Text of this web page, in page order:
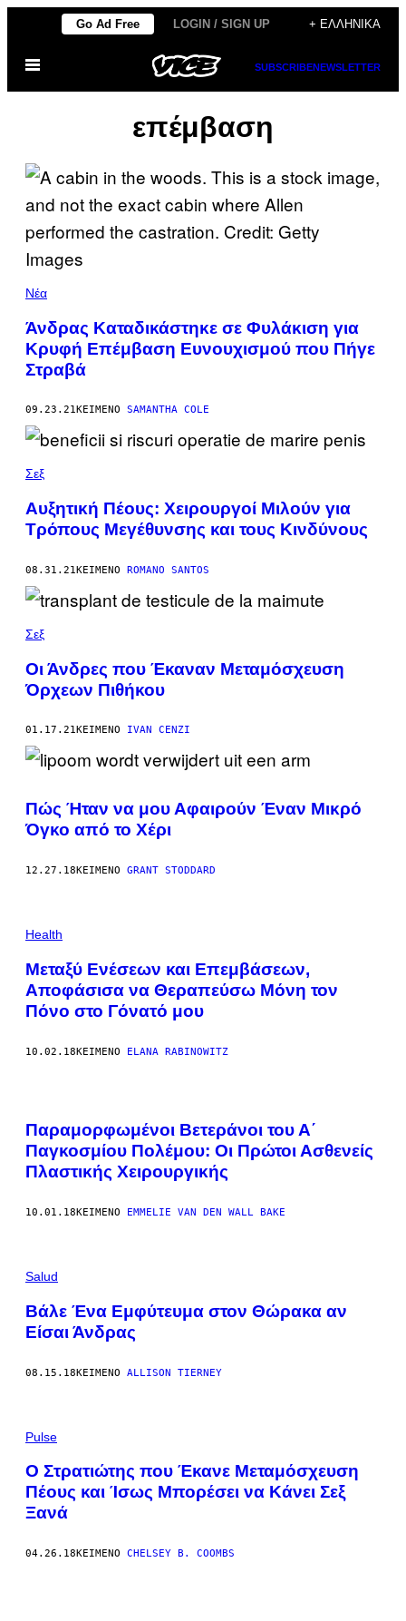
Μετάβαση
περιεχόμενο
Go Ad Free LOGIN / SIGN UP + ΕΛΛΗΝΙΚΆ
Ανοίξτε
μενού
SUBSCRIBENEWSLETTER
επέμβαση
Νέα
Άνδρας Καταδικάστηκε σε Φυλάκιση για
Κρυφή Επέμβαση Ευνουχισμού που Πήγε
Στραβά
09.23.21ΚΕΊΜΕΝΟ SAMANTHA COLE
Σεξ
Αυξητική Πέους: Χειρουργοί Mιλούν για
Τρόπους Μεγέθυνσης και τους Κινδύνους
08.31.21ΚΕΊΜΕΝΟ ROMANO SANTOS
Σεξ
Οι Άνδρες που Έκαναν Μεταμόσχευση
Όρχεων Πιθήκου
01.17.21ΚΕΊΜΕΝΟ IVAN CENZI
Πώς Ήταν να μου Αφαιρούν Έναν Μικρό
Όγκο από το Χέρι
12.27.18ΚΕΊΜΕΝΟ GRANT STODDARD
Health
Μεταξύ Ενέσεων και Επεμβάσεων,
Αποφάσισα να Θεραπεύσω Μόνη τον
Πόνο στο Γόνατό μου​
10.02.18ΚΕΊΜΕΝΟ ELANA RABINOWITZ
Παραμορφωμένοι Βετεράνοι του Α΄
Παγκοσμίου Πολέμου: Οι Πρώτοι Ασθενείς
Πλαστικής Χειρουργικής
10.01.18ΚΕΊΜΕΝΟ EMMELIE VAN DEN WALL BAKE
Salud
Βάλε Ένα Εμφύτευμα στον Θώρακα αν
Είσαι Άνδρας
08.15.18ΚΕΊΜΕΝΟ ALLISON TIERNEY
Pulse
​Ο Στρατιώτης που Έκανε Μεταμόσχευση
Πέους και Ίσως Μπορέσει να Κάνει Σεξ
Ξανά
04.26.18ΚΕΊΜΕΝΟ CHELSEY B. COOMBS